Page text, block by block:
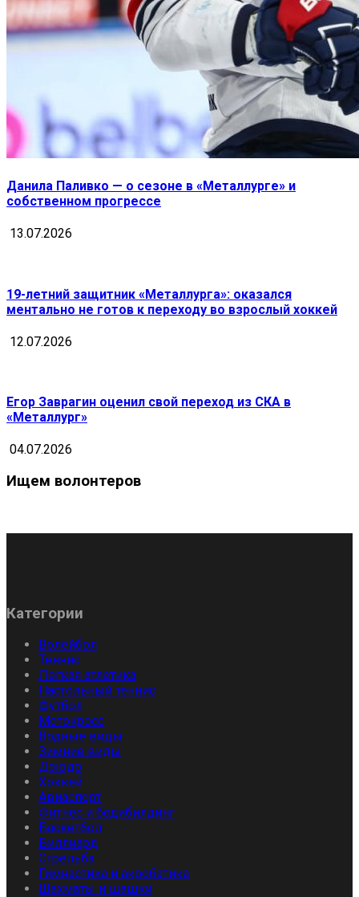
Данила Паливко — о сезоне в «Металлурге» и
собственном прогрессе
13.07.2026
19-летний защитник «Металлурга»: оказался
ментально не готов к переходу во взрослый хоккей
12.07.2026
Егор Заврагин оценил свой переход из СКА в
«Металлург»
04.07.2026
Ищем волонтеров
Категории
Волейбол
Теннис
Легкая атлетика
Настольный теннис
Футбол
Мотокросс
Водные виды
Зимние виды
Дзюдо
Хоккей
Авиаспорт
Фитнес и бодибилдинг
Баскетбол
Биллиард
Стрельба
Гимнастика и акробатика
Шахматы и шашки